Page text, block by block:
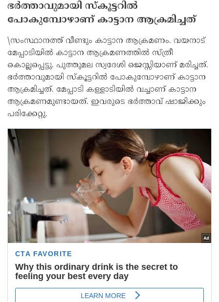
ഭര്‍ത്താവുമായി സ്‌കൂട്ടറില്‍
പോകുമ്പോഴാണ് കാട്ടാന ആക്രമിച്ചത്
\സംസ്ഥാനത്ത് വീണ്ടും കാട്ടാന ആക്രമണം. വയനാട്
മേപ്പാടിയില്‍ കാട്ടാന ആക്രമണത്തില്‍ സ്ത്രീ
കൊല്ലപ്പെട്ടു. പുത്തുമല സ്വദേശി ജെസ്സിയാണ് മരിച്ചത്.
ഭര്‍ത്താവുമായി സ്‌കൂട്ടറില്‍ പോകുമ്പോഴാണ് കാട്ടാന
ആക്രമിച്ചത്. മേപ്പാടി കള്ളാടിയില്‍ വച്ചാണ് കാട്ടാന
ആക്രമണമുണ്ടായത്. ഇവരുടെ ഭര്‍ത്താവ് ഷാജിക്കും
പരിക്കേറ്റു.